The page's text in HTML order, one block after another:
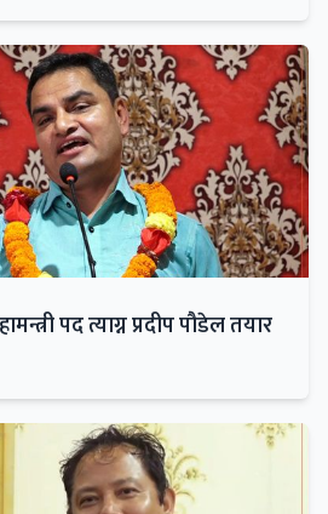
पद त्याग्न प्रदीप पौडेल तयार